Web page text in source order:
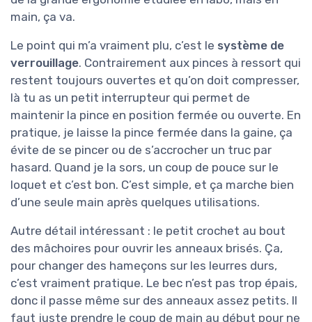
main, ça va.
Le point qui m’a vraiment plu, c’est le système de
verrouillage. Contrairement aux pinces à ressort qui
restent toujours ouvertes et qu’on doit compresser,
là tu as un petit interrupteur qui permet de
maintenir la pince en position fermée ou ouverte. En
pratique, je laisse la pince fermée dans la gaine, ça
évite de se pincer ou de s’accrocher un truc par
hasard. Quand je la sors, un coup de pouce sur le
loquet et c’est bon. C’est simple, et ça marche bien
d’une seule main après quelques utilisations.
Autre détail intéressant : le petit crochet au bout
des mâchoires pour ouvrir les anneaux brisés. Ça,
pour changer des hameçons sur les leurres durs,
c’est vraiment pratique. Le bec n’est pas trop épais,
donc il passe même sur des anneaux assez petits. Il
faut juste prendre le coup de main au début pour ne